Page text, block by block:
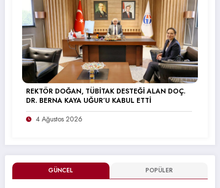
GÜNCEL POPÜLER
REKTÖR DOĞAN, TÜBİTAK DESTEĞİ ALAN DOÇ.
DR. BERNA KAYA UĞUR’U KABUL ETTİ
4 Ağustos 2026